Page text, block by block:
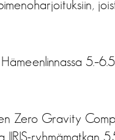
Zero Gravity
IIRIS-ryhmämatkan